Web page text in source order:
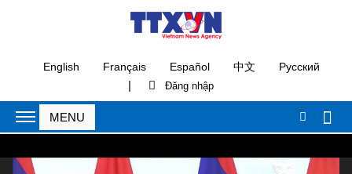
English Français Español 中文 Русский
|